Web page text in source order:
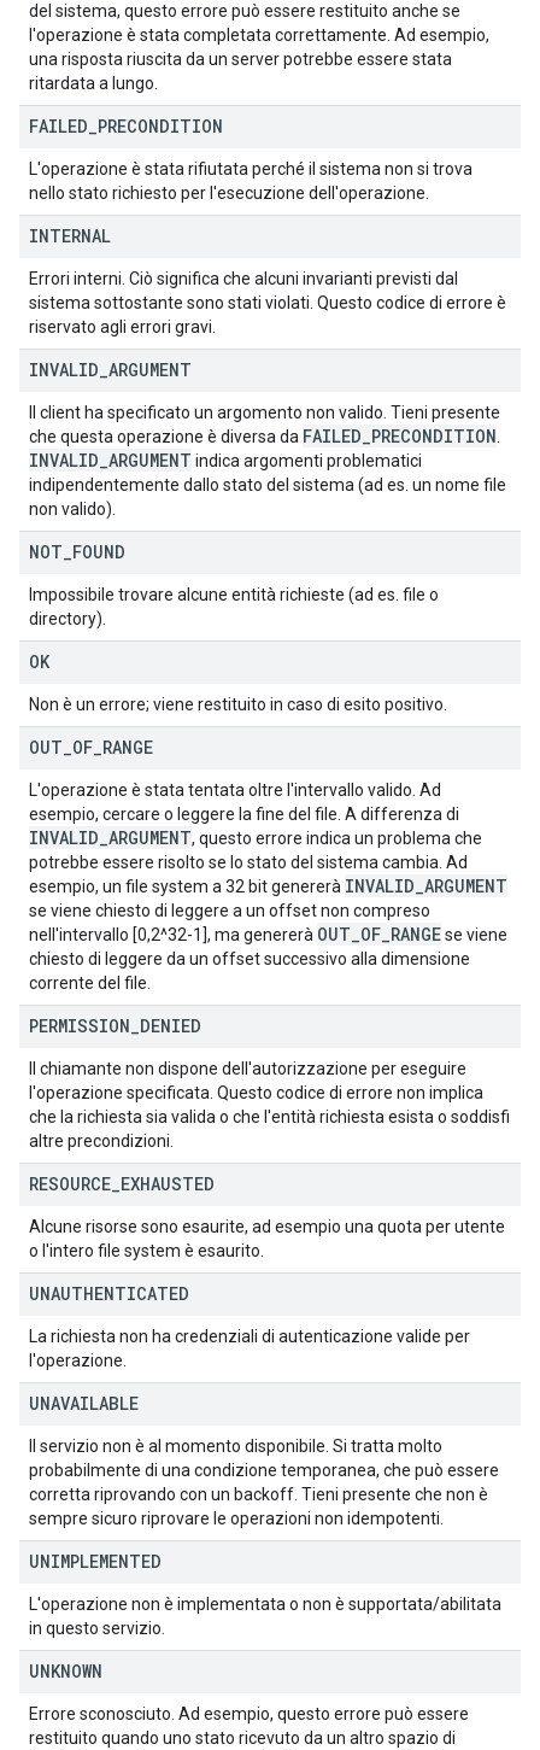
del sistema, questo errore può essere restituito anche se
l'operazione è stata completata correttamente. Ad esempio,
una risposta riuscita da un server potrebbe essere stata
ritardata a lungo.
FAILED PRECONDITION
L'operazione è stata rifiutata perché il sistema non si trova
nello stato richiesto per l'esecuzione dell'operazione.
INTERNAL
Errori interni. Ciò significa che alcuni invarianti previsti dal
sistema sottostante sono stati violati. Questo codice di errore è
riservato agli errori gravi.
INVALID ARGUMENT
Il client ha specificato un argomento non valido. Tieni presente
che questa operazione è diversa da FAILED PRECONDITION.
INVALID ARGUMENT indica argomenti problematici
indipendentemente dallo stato del sistema (ad es. un nome file
non valido).
NOT FOUND
Impossibile trovare alcune entità richieste (ad es. file o
directory).
OK
Non è un errore; viene restituito in caso di esito positivo.
OUT OF RANGE
L'operazione è stata tentata oltre l'intervallo valido. Ad
esempio, cercare o leggere la fine del file. A differenza di
INVALID ARGUMENT, questo errore indica un problema che
potrebbe essere risolto se lo stato del sistema cambia. Ad
esempio, un file system a 32 bit genererà INVALID ARGUMENT
se viene chiesto di leggere a un offset non compreso
nell'intervallo [0,2^32-1], ma genererà OUT OF RANGEse viene
chiesto di leggere da un offset successivo alla dimensione
corrente del file.
PERMISSION DENIED
Il chiamante non dispone dell'autorizzazione per eseguire
l'operazione specificata. Questo codice di errore non implica
che la richiesta sia valida o che l'entità richiesta esista o soddisfi
altre precondizioni.
RESOURCE EXHAUSTED
Alcune risorse sono esaurite, ad esempio una quota per utente
o l'intero file system è esaurito.
UNAUTHENTICATED
La richiesta non ha credenziali di autenticazione valide per
l'operazione.
UNAVAILABLE
Il servizio non è al momento disponibile. Si tratta molto
probabilmente di una condizione temporanea, che può essere
corretta riprovando con un backoff. Tieni presente che non è
sempre sicuro riprovare le operazioni non idempotenti.
UNIMPLEMENTED
L'operazione non è implementata o non è supportata/abilitata
in questo servizio.
UNKNOWN
Errore sconosciuto. Ad esempio, questo errore può essere
restituito quando uno stato ricevuto da un altro spazio di